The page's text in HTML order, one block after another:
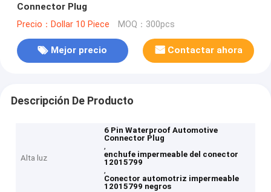
Connector Plug
Precio：Dollar 10 Piece MOQ：300pcs
Mejor precio Contactar ahora
Descripción De Producto
Alta luz
6 Pin Waterproof Automotive
Connector Plug
,
enchufe impermeable del conector
12015799
,
Conector automotriz impermeable
12015799 negros